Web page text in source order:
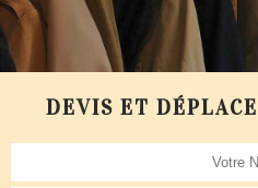
DEVIS ET